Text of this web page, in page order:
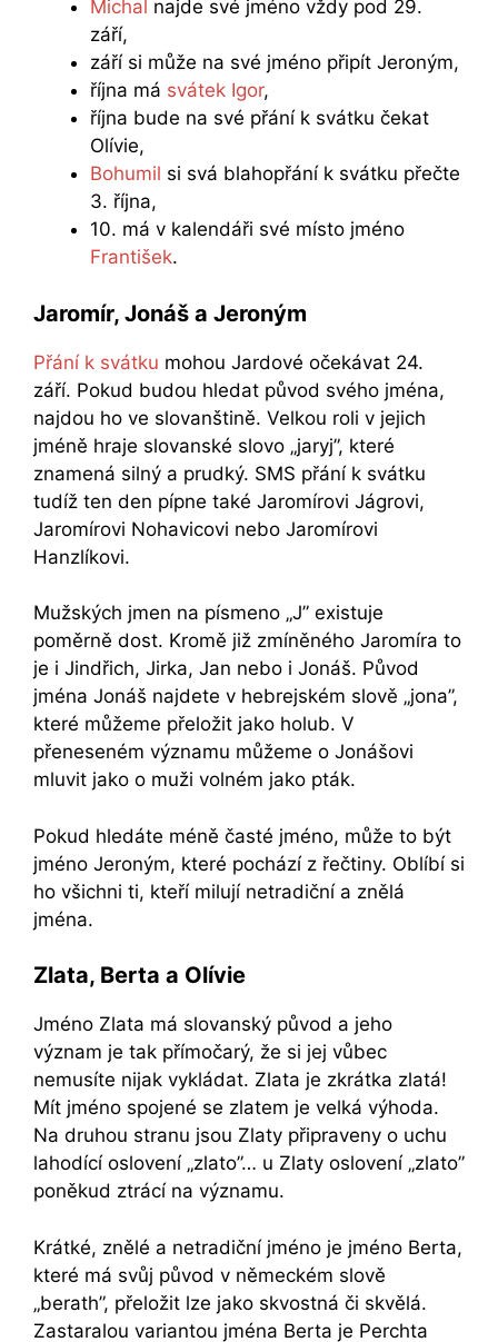
Michal najde své jméno vždy pod 29.
září,
září si může na své jméno připít Jeroným,
října má svátek Igor,
října bude na své přání k svátku čekat
Olívie,
Bohumil si svá blahopřání k svátku přečte
3. října,
10. má v kalendáři své místo jméno
František.
Jaromír, Jonáš a Jeroným
Přání k svátku mohou Jardové očekávat 24.
září. Pokud budou hledat původ svého jména,
najdou ho ve slovanštině. Velkou roli v jejich
jméně hraje slovanské slovo „jaryj”, které
znamená silný a prudký. SMS přání k svátku
tudíž ten den pípne také Jaromírovi Jágrovi,
Jaromírovi Nohavicovi nebo Jaromírovi
Hanzlíkovi.
Mužských jmen na písmeno „J” existuje
poměrně dost. Kromě již zmíněného Jaromíra to
je i Jindřich, Jirka, Jan nebo i Jonáš. Původ
jména Jonáš najdete v hebrejském slově „jona”,
které můžeme přeložit jako holub. V
přeneseném významu můžeme o Jonášovi
mluvit jako o muži volném jako pták.
Pokud hledáte méně časté jméno, může to být
jméno Jeroným, které pochází z řečtiny. Oblíbí si
ho všichni ti, kteří milují netradiční a znělá
jména.
Zlata, Berta a Olívie
Jméno Zlata má slovanský původ a jeho
význam je tak přímočarý, že si jej vůbec
nemusíte nijak vykládat. Zlata je zkrátka zlatá!
Mít jméno spojené se zlatem je velká výhoda.
Na druhou stranu jsou Zlaty připraveny o uchu
lahodící oslovení „zlato”… u Zlaty oslovení „zlato”
poněkud ztrácí na významu.
Krátké, znělé a netradiční jméno je jméno Berta,
které má svůj původ v německém slově
„berath”, přeložit lze jako skvostná či skvělá.
Zastaralou variantou jména Berta je Perchta